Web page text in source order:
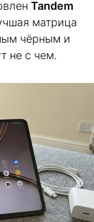
Tandem
матрица
чёрным и
не с чем.